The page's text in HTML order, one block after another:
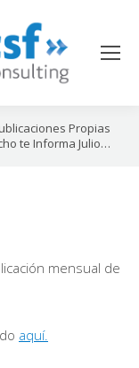
Propias
te Informa Julio…
mensual de
aquí.